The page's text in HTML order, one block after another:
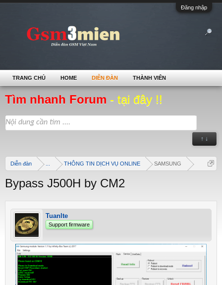
Đăng nhập
Tìm nhanh Forum - tại đây !!
↑ ↓
Diễn đàn THÔNG TIN DỊCH VỤ ONLINE SAMSUNG
Bypass J500H by CM2
Tuanlte
Support firmware
TRANG CHỦ HOME DIỄN ĐÀN THÀNH VIÊN